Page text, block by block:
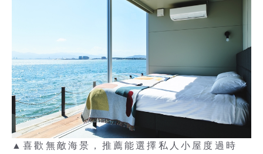
▲喜歡無敵海景，推薦能選擇私人小屋度過時